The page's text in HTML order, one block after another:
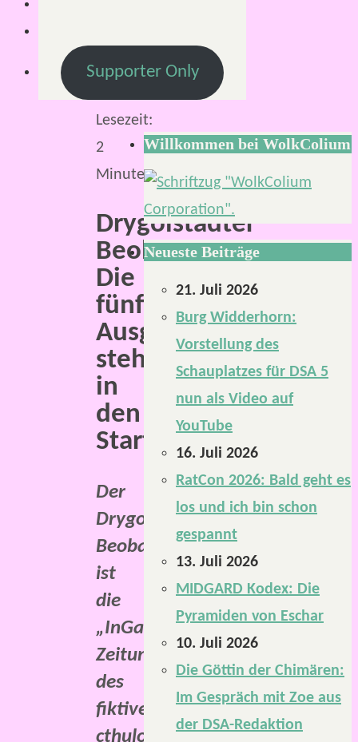
April
Lesezeit:
2
Minuten
Drygolstädter
Beobachter.
Die
fünfte
Ausgabe
steht
in
den
Startlöchern.
Der
Drygolstädter
Beobachter
ist
die
„InGame-
Zeitung“
des
fiktiven
cthuloiden
Supporter Only
Willkommen bei WolkColium
Neueste Beiträge
21. Juli 2026
Burg Widderhorn:
Vorstellung des
Schauplatzes für DSA 5
nun als Video auf
YouTube
16. Juli 2026
RatCon 2026: Bald geht es
los und ich bin schon
gespannt
13. Juli 2026
MIDGARD Kodex: Die
Pyramiden von Eschar
10. Juli 2026
Die Göttin der Chimären:
Im Gespräch mit Zoe aus
der DSA-Redaktion